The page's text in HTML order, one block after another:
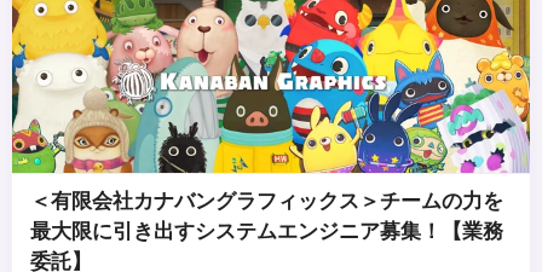
＜有限会社カナバングラフィックス＞チームの力を
最大限に引き出すシステムエンジニア募集！【業務
委託】